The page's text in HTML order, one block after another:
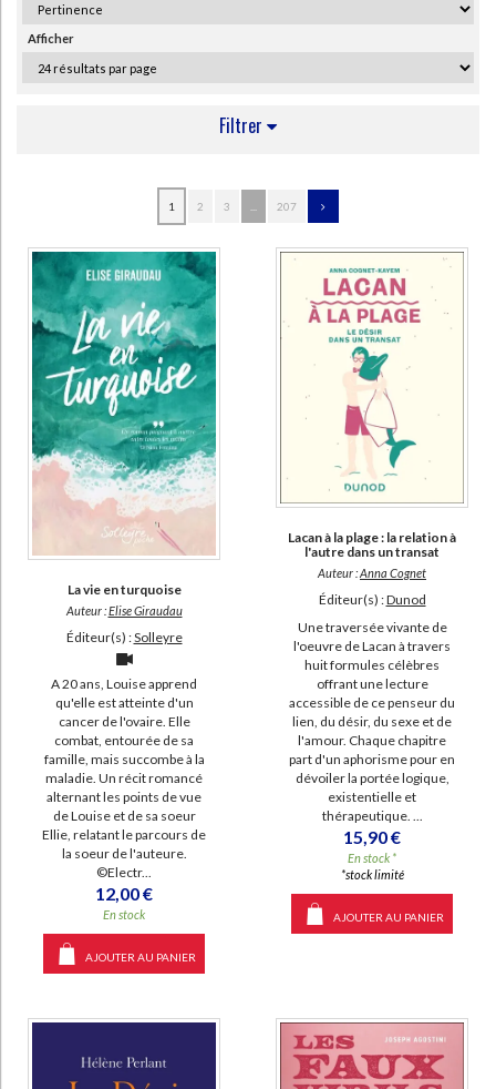
Classiques scolaires
Ecologie - Environnement
Afficher
Filtrer
Freud, Sigmund (209)
Laplanche, Jean (54)
Jung, Carl Gustav (52)
André, Jacques (51)
Miller, Jacques-Alain (48)
Roudinesco, Elisabeth (43)
Cotet, Pierre (42)
Lacan, Jacques (40)
livre (3471)
revue (550)
document-audio (8)
coffret (2)
SÉRIE
Oeuvres complètes : psychanalyse (37)
Oeuvres complètes (15)
Le Séminaire (13)
Le séminaire (10)
Leçons (9)
La vie et l'oeuvre de Sigmund Freud (5)
Séminaire de psychanalyse d'enfants (5)
1 2 3 207
La vie en turquoise
Auteur :Elise Giraudau
Éditeur(s) :Solleyre
A 20 ans, Louise apprend
qu'elle est atteinte d'un
cancer de l'ovaire. Elle
combat, entourée de sa
famille, mais succombe à la
maladie. Un récit romancé
alternant les points de vue
de Louise et de sa soeur
Ellie, relatant le parcours de
la soeur de l'auteure.
©Electr...
12,00 €
En stock
AJOUTER AU PANIER
Lacan à la plage : la relation à
l'autre dans un transat
Auteur :Anna Cognet
Éditeur(s) :Dunod
Une traversée vivante de
l'oeuvre de Lacan à travers
huit formules célèbres
offrant une lecture
accessible de ce penseur du
lien, du désir, du sexe et de
l'amour. Chaque chapitre
part d'un aphorisme pour en
dévoiler la portée logique,
existentielle et
thérapeutique. ...
15,90 €
En stock *
*stock limité
AJOUTER AU PANIER